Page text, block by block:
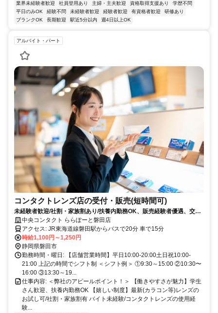
業界未経験者歓迎 社員登用あり 主婦・主夫歓迎 資格取得支援あり
学歴不問
平日のみOK
経験不問 未経験者歓迎 経験者歓迎 有資格者歓迎
研修あり
ブランクOK
長期歓迎 駅近5分以内 週4日以上OK
アルバイト・パート
コンタクトレンズ店の受付・販売(短時間可)
未経験者歓迎/社割・家族割あり/扶養内勤務OK、販売経験者優遇、交通
費規定支給
中央コンタクト ららぽーと磐田店
アクセス: JR東海道線磐田駅からバスで20分 車で15分
時給1,100円～1,250円
静岡県磐田市
勤務時間・曜日: 【店舗営業時間】平日10:00-20:00土日祝10:00-
21:00 上記の時間でシフト制 ＜シフト例＞ ①9:30～15:00 ②10:30〜
16:00 ③13:30～19...
仕事内容: ＜弊社のアピールポイント！＞ 【働きやすさが魅力】学生
さん歓迎、扶養内勤務OK 【嬉しい制度】最新(カラコン等)レンズの
お試し可/社割・家族割有 バイト未経験/コンタクトレンズの使用経
験...